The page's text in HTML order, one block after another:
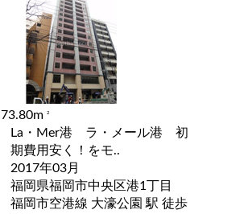
/ 73.80m 2
La・Mer港 ラ・メール港 初
期費用安く！をモ..
2017年03月
福岡県福岡市中央区港1丁目
福岡市空港線 大濠公園 駅 徒歩